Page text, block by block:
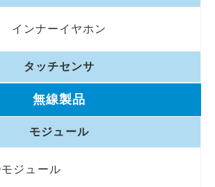
インナーイヤホン
タッチセンサ
無線製品
モジュール
ジュール